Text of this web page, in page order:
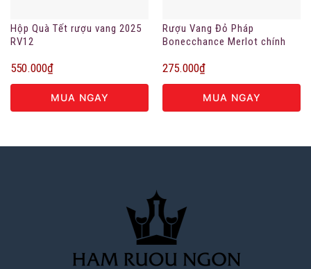
Hộp Quà Tết rượu vang 2025
RV12
550.000₫
MUA NGAY
Rượu Vang Đỏ Pháp
Bonecchance Merlot chính
275.000₫
MUA NGAY